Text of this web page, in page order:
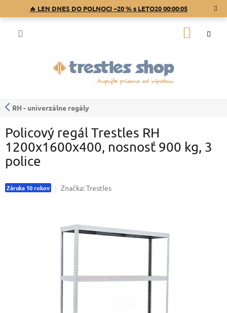
🔥 LEN DNES DO POLNOCI −20 % s LETO2000:00:05
RH - univerzálne regály
Policový regál Trestles RH
1200x1600x400, nosnosť 900 kg, 3
police
Záruka 10 rokov Značka:Trestles